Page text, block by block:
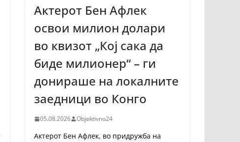
Актерот Бен Афлек
освои милион долари
во квизот „Кој сака да
биде милионер“ – ги
донираше на локалните
заедници во Конго
05.08.2026 Objektivno24
Актерот Бен Афлек, во придружба на